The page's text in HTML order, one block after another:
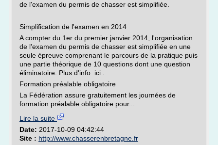
de l'examen du permis de chasser est simplifiée.
Simplification de l'examen en 2014
A compter du 1er du premier janvier 2014, l'organisation
de l'examen du permis de chasser est simplifiée en une
seule épreuve comprenant le parcours de la pratique puis
une partie théorique de 10 questions dont une question
éliminatoire. Plus d'info ici .
Formation préalable obligatoire
La Fédération assure gratuitement les journées de
formation préalable obligatoire pour...
Lire la suite
Date: 2017-10-09 04:42:44
Site : http://www.chasserenbretagne.fr